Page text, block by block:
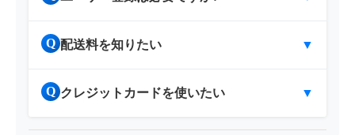
Q 配送料を知りたい ▼
Q クレジットカードを使いたい ▼